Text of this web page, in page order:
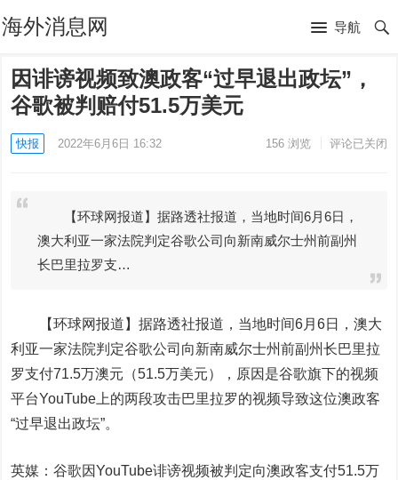
海外消息网 导航
因诽谤视频致澳政客“过早退出政坛”，
谷歌被判赔付51.5万美元
快报 2022年6月6日 16:32 156浏览 评论已关闭
【环球网报道】据路透社报道，当地时间6月6日，
澳大利亚一家法院判定谷歌公司向新南威尔士州前副州
长巴里拉罗支…
【环球网报道】据路透社报道，当地时间6月6日，澳大
利亚一家法院判定谷歌公司向新南威尔士州前副州长巴里拉
罗支付71.5万澳元（51.5万美元），原因是谷歌旗下的视频
平台YouTube上的两段攻击巴里拉罗的视频导致这位澳政客
“过早退出政坛”。
英媒：谷歌因YouTube诽谤视频被判定向澳政客支付51.5万